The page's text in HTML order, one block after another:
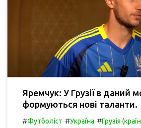
Яремчук: У Грузії в даний
формуються нові таланти.
#Футболіст #Україна #Грузія